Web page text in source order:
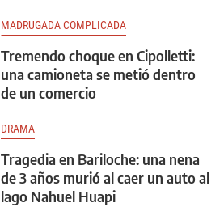
MADRUGADA COMPLICADA
Tremendo choque en Cipolletti:
una camioneta se metió dentro
de un comercio
DRAMA
Tragedia en Bariloche: una nena
de 3 años murió al caer un auto al
lago Nahuel Huapi